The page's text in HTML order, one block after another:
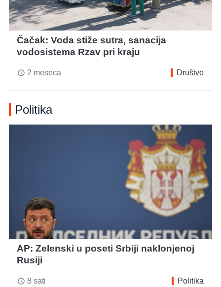
Čačak: Voda stiže sutra, sanacija
vodosistema Rzav pri kraju
access_time 2 meseca Društvo
Politika
AP: Zelenski u poseti Srbiji naklonjenoj
Rusiji
access_time 8 sati Politika